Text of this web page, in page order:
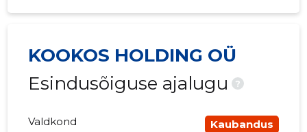
KOOKOS HOLDING OÜ
Esindusõiguse ajalugu
?
Valdkond
Kaubandus